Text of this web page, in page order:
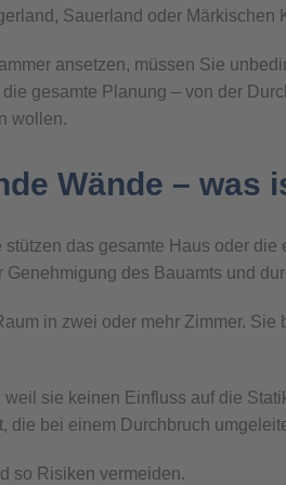
Sauerland oder Märkischen
ansetzen, müssen Sie
gesamte Planung – von der
wollen.
Wände – was
das gesamte Haus oder
des Bauamts und
in zwei oder mehr Zimmer.
sie keinen Einfluss auf die
bei einem Durchbruch
so Risiken vermeiden.